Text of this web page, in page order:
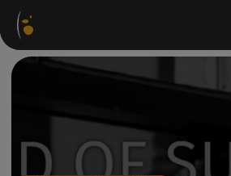
Paquetes
de
software